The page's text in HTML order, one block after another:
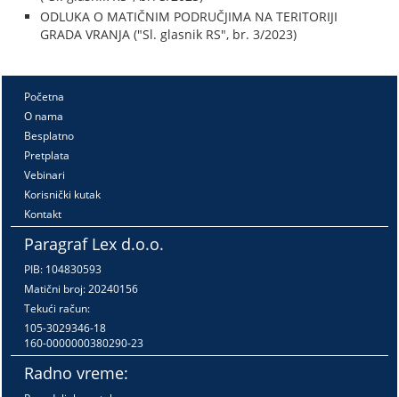
ODLUKA O MATIČNIM PODRUČJIMA NA TERITORIJI
GRADA VRANJA ("Sl. glasnik RS", br. 3/2023)
Početna
O nama
Besplatno
Pretplata
Vebinari
Korisnički kutak
Kontakt
Paragraf Lex d.o.o.
PIB: 104830593
Matični broj: 20240156
Tekući račun:
105-3029346-18
160-0000000380290-23
Radno vreme: